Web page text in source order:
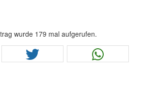
wurde 179 mal aufgerufen.